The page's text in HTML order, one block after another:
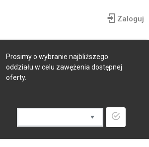
Zaloguj
Prosimy o wybranie najbliższego
oddziału w celu zawężenia dostępnej
oferty.
spożywcze